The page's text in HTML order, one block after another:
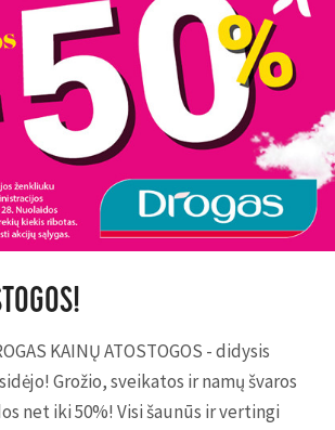
KAINŲ ATOSTOGOS - didysis
Grožio, sveikatos ir namų švaros
net iki 50%! Visi šaunūs ir vertingi